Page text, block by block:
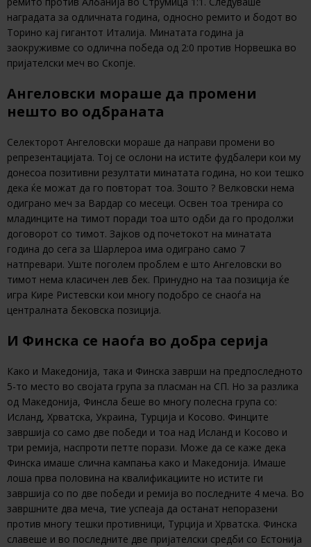
наградата за одличната година, односно ремито и бодот во
Торино кај гигантот Италија. Минатата година ја
заокруживме со одлична победа од 2:0 против Норвешка во
пријателски меч во Скопје.
Ангеловски мораше да промени
нешто во одбраната
Селекторот Ангеловски мораше да направи промени во
репрезентацијата. Тој се ослони на истите фудбалери кои му
донесоа позитивни резултати минатата година, но кои тешко
дека ќе можат да го повторат тоа. Зошто ? Велковски нема
одиграно меч за Вардар со месеци. Освен тоа тренира со
младинците на тимот поради тоа што одби да го продолжи
договорот со тимот. Зајков од почетокот на минатата
година до сега за Шарлероа има одиграно само 7
натпревари. Уште поголем проблем е што Ангеловски во
тимот нема класичен лев бек. Принудно на таа позиција ќе
игра Кире Ристевски кои многу подобро се снаоѓа на
централната бековска позиција.
И Финска се наоѓа во добра серија
Како и Македонија, така и Финска заврши на предпоследното
5-то место во својата група за пласман на СП. Но за разлика
од Македонија, Финсла беше во многу полесна група со:
Исланд, Хрватска, Украина, Турција и Косово. Финците
завршија со само две победи и тоа над Исланд и Косово и
три ремија, наспроти петте порази. Може да се каже дека
Финска имаше слична кампања како и Македонија. Имаше
лоша прва половина на квалификациите но истите ги
завршија со по две победи и ремија во последните 4 меча. Во
завршните два меча, тие успеаја да останат непоразени
против многу тешки противници, Турција и Хрватска. Финска
славеше и во последните две пријателски средби со Естонија